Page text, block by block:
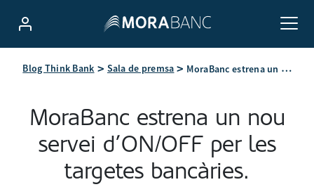
Blog Think Bank Sala de premsa MoraBanc estrena un nou servei d’ON/OFF per les targetes bancàries.
MoraBanc estrena un nou
servei d’ON/OFF per les
targetes bancàries.